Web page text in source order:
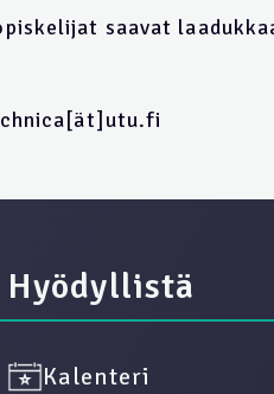
saa­vat
Hyödyllistä
Kalenteri